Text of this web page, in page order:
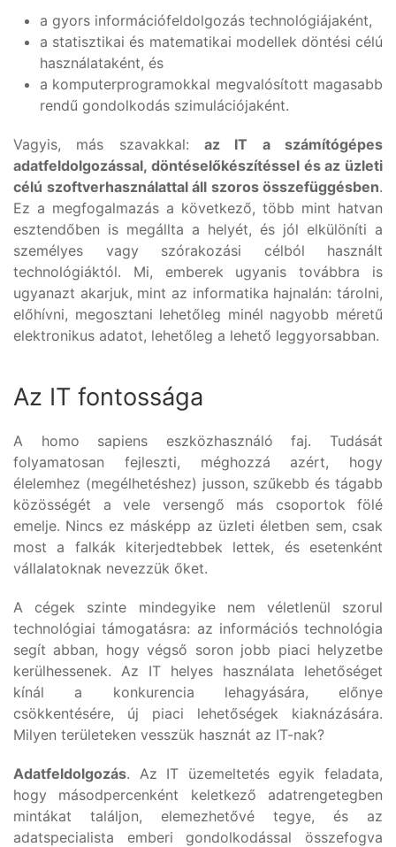
a gyors információfeldolgozás technológiájaként,
a statisztikai és matematikai modellek döntési célú
használataként, és
a komputerprogramokkal megvalósított magasabb
rendű gondolkodás szimulációjaként.
Vagyis, más szavakkal: az IT a számítógépes
adatfeldolgozással, döntéselőkészítéssel és az üzleti
célú szoftverhasználattal áll szoros összefüggésben.
Ez a megfogalmazás a következő, több mint hatvan
esztendőben is megállta a helyét, és jól elkülöníti a
személyes vagy szórakozási célból használt
technológiáktól. Mi, emberek ugyanis továbbra is
ugyanazt akarjuk, mint az informatika hajnalán: tárolni,
előhívni, megosztani lehetőleg minél nagyobb méretű
elektronikus adatot, lehetőleg a lehető leggyorsabban.
Az IT fontossága
A homo sapiens eszközhasználó faj. Tudását
folyamatosan fejleszti, méghozzá azért, hogy
élelemhez (megélhetéshez) jusson, szűkebb és tágabb
közösségét a vele versengő más csoportok fölé
emelje. Nincs ez másképp az üzleti életben sem, csak
most a falkák kiterjedtebbek lettek, és esetenként
vállalatoknak nevezzük őket.
A cégek szinte mindegyike nem véletlenül szorul
technológiai támogatásra: az információs technológia
segít abban, hogy végső soron jobb piaci helyzetbe
kerülhessenek. Az IT helyes használata lehetőséget
kínál a konkurencia lehagyására, előnye
csökkentésére, új piaci lehetőségek kiaknázására.
Milyen területeken vesszük hasznát az IT-nak?
Adatfeldolgozás. Az IT üzemeltetés egyik feladata,
hogy másodpercenként keletkező adatrengetegben
mintákat találjon, elemezhetővé tegye, és az
adatspecialista emberi gondolkodással összefogva